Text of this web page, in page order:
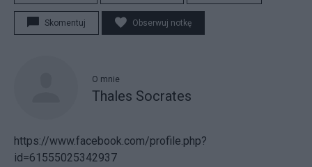
Skomentuj Obserwuj notkę
O mnie
Thales Socrates
https://www.facebook.com/profile.php?
id=61555025342937